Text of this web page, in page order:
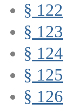
§ 122
§ 123
§ 124
§ 125
§ 126